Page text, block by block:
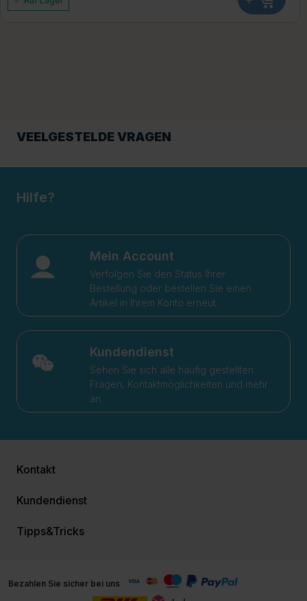
VEELGESTELDE VRAGEN
Hilfe?
Mein Account
Verfolgen Sie den Status Ihrer
Bestellung oder bestellen Sie einen
Artikel in Ihrem Konto erneut.
Kundendienst
Sehen Sie sich alle häufig gestellten
Fragen, Kontaktmöglichkeiten und mehr
an.
Kontakt
Kundendienst
Tipps&Tricks
Bezahlen Sie sicher bei uns